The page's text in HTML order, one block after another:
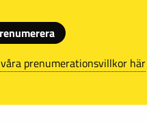
prenumerationsvillkor här